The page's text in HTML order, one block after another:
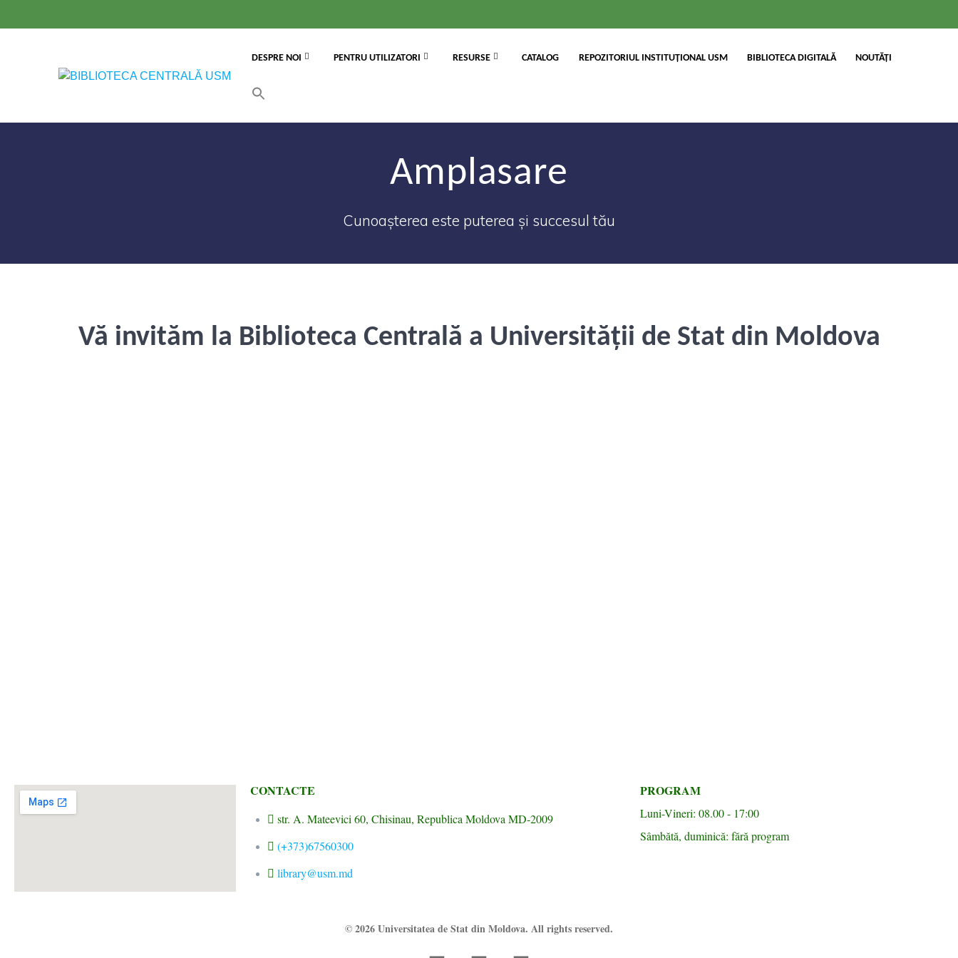
DESPRE NOI PENTRU UTILIZATORI RESURSE CATALOG REPOZITORIUL INSTITUȚIONAL USM BIBLIOTECA DIGITALĂ NOUTĂȚI
Amplasare
Cunoașterea este puterea și succesul tău
Vă invităm la Biblioteca Centrală a Universității de Stat din Moldova
CONTACTE
str. A. Mateevici 60, Chisinau, Republica Moldova MD-2009
(+373)67560300
library@usm.md
PROGRAM
Luni-Vineri: 08.00 - 17:00
Sâmbătă, duminică: fără program
© 2026 Universitatea de Stat din Moldova. All rights reserved.